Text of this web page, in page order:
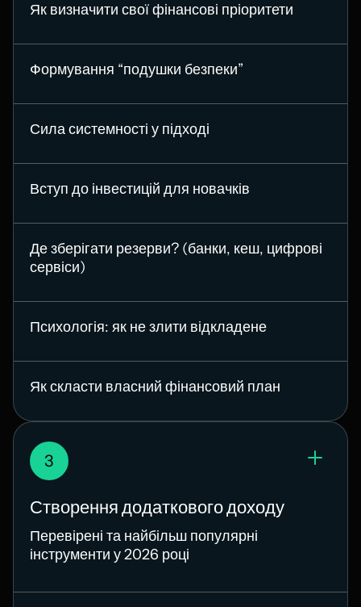
Як визначити свої фінансові пріоритети
Формування “подушки безпеки”
Сила системності у підході
Вступ до інвестицій для новачків
Де зберігати резерви? (банки, кеш, цифрові
сервіси)
Психологія: як не злити відкладене
Як скласти власний фінансовий план
3
Створення додаткового доходу
Перевірені та найбільш популярні
інструменти у2026 році